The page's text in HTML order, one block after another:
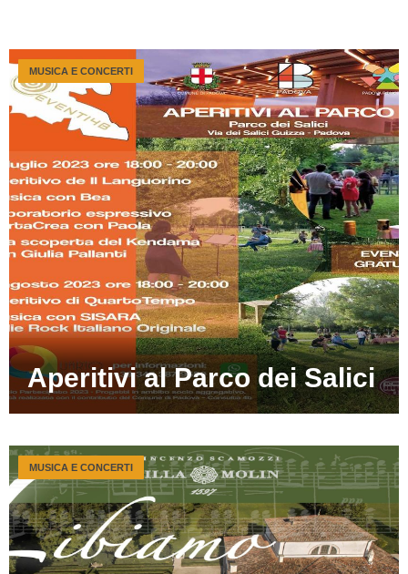
Aperitivi al Parco dei Salici
MUSICA E CONCERTI
MUSICA E CONCERTI